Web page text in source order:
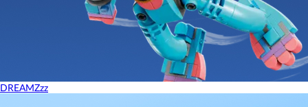
DREAMZzz